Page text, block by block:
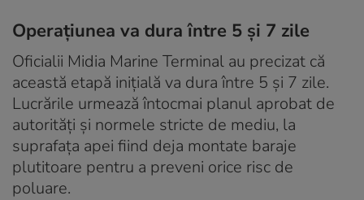
Operațiunea va dura între 5 și 7 zile
Oficialii Midia Marine Terminal au precizat că
această etapă inițială va dura între 5 și 7 zile.
Lucrările urmează întocmai planul aprobat de
autorități și normele stricte de mediu, la
suprafața apei fiind deja montate baraje
plutitoare pentru a preveni orice risc de
poluare.